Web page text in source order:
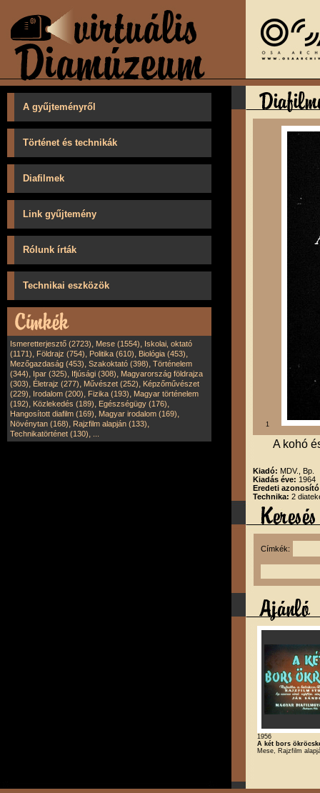
A gyűjteményről
Történet és technikák
Diafilmek
Link gyűjtemény
Rólunk írták
Technikai eszközök
Ismeretterjesztő (2723), Mese (1554), Iskolai, oktató
(1171), Földrajz (754), Politika (610), Biológia (453),
Mezőgazdaság (453), Szakoktató (398), Történelem
(344), Ipar (325), Ifjúsági (308), Magyarország földrajza
(303), Életrajz (277), Művészet (252), Képzőművészet
(229), Irodalom (200), Fizika (193), Magyar történelem
(192), Közlekedés (189), Egészségügy (176),
Hangosított diafilm (169), Magyar irodalom (169),
Növénytan (168), Rajzfilm alapján (133),
Technikatörténet (130),
1
A kohó
Kiadó: MDV., Bp.
Kiadás éve: 1964
Eredeti
Technika: 2
Címkék:
1956
A két bors
Mese, Rajzfilm